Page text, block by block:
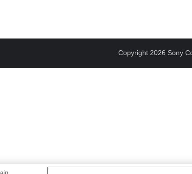
Copyright 2026 Sony